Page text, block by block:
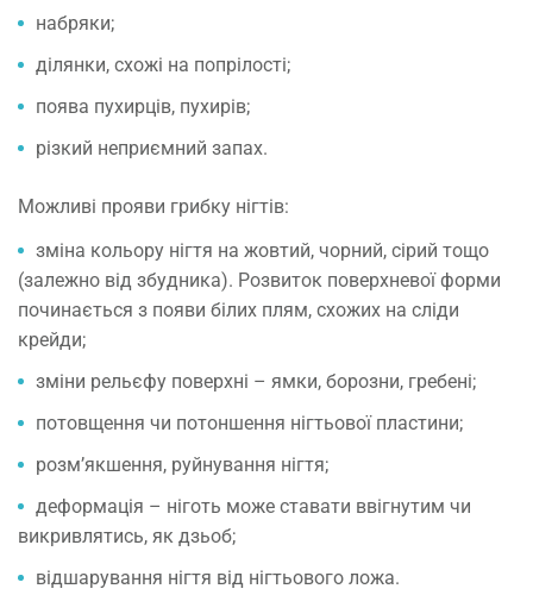
набряки;
ділянки, схожі на попрілості;
поява пухирців, пухирів;
різкий неприємний запах.
Можливі прояви грибку нігтів:
зміна кольору нігтя на жовтий, чорний, сірий тощо
(залежно від збудника). Розвиток поверхневої форми
починається з появи білих плям, схожих на сліди
крейди;
зміни рельєфу поверхні – ямки, борозни, гребені;
потовщення чи потоншення нігтьової пластини;
розм’якшення, руйнування нігтя;
деформація – ніготь може ставати ввігнутим чи
викривлятись, як дзьоб;
відшарування нігтя від нігтьового ложа.